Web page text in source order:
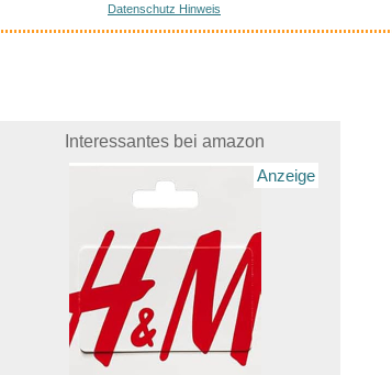
Datenschutz Hinweis
Interessantes bei amazon
Anzeige